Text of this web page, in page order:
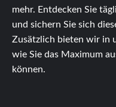
mehr. Entdecken Sie
und sichern Sie sich
Zusätzlich bieten wir in
wie Sie das Maximum
können.